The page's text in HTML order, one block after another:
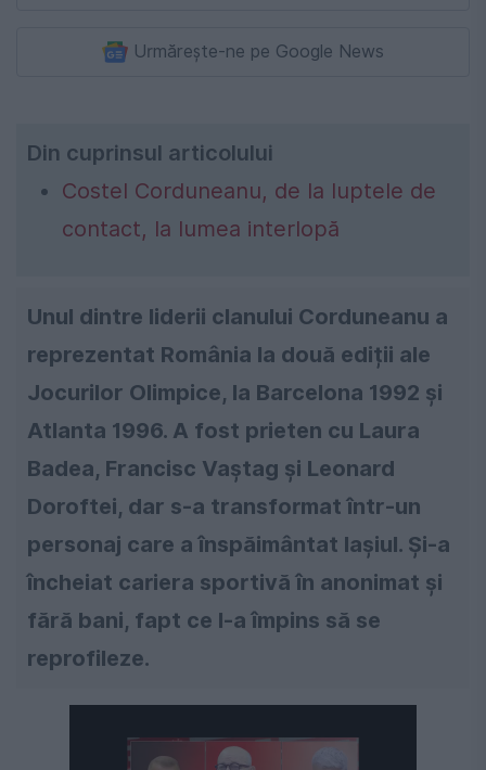
Urmărește-ne pe Google News
Din cuprinsul articolului
Costel Corduneanu, de la luptele de
contact, la lumea interlopă
Unul dintre liderii clanului Corduneanu a
reprezentat România la două ediții ale
Jocurilor Olimpice, la Barcelona 1992 și
Atlanta 1996. A fost prieten cu Laura
Badea, Francisc Vaștag și Leonard
Doroftei, dar s-a transformat într-un
personaj care a înspăimântat Iașiul. Și-a
încheiat cariera sportivă în anonimat și
fără bani, fapt ce l-a împins să se
reprofileze.